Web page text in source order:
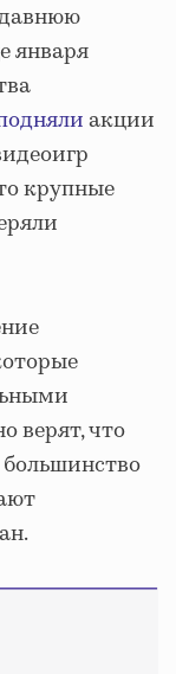
января
акции
крупные
верят, что